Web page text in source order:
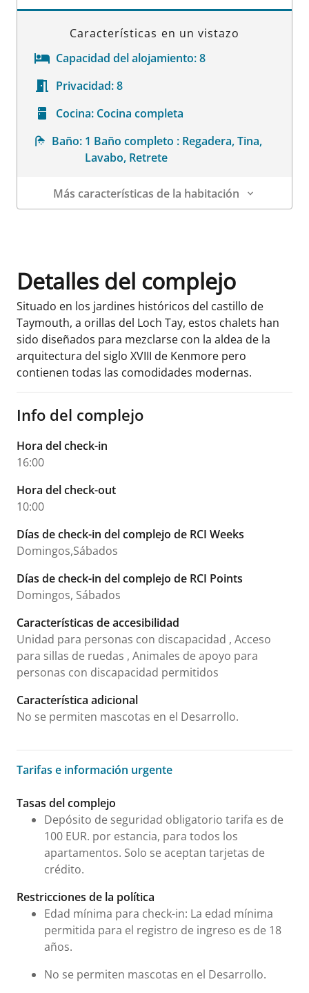
Características en un vistazo
Capacidad del alojamiento:8
Privacidad:8
Cocina: Cocina completa
Baño: 1 Baño completo : Regadera, Tina,
Lavabo, Retrete
Más características de la habitación
Detalles del complejo
Situado en los jardines históricos del castillo de
Taymouth, a orillas del Loch Tay, estos chalets han
sido diseñados para mezclarse con la aldea de la
arquitectura del siglo XVIII de Kenmore pero
contienen todas las comodidades modernas.
Info del complejo
Hora del check-in
16:00
Hora del check-out
10:00
Días de check-in del complejo de RCI Weeks
Domingos,Sábados
Días de check-in del complejo de RCI Points
Domingos, Sábados
Características de accesibilidad
Unidad para personas con discapacidad , Acceso
para sillas de ruedas , Animales de apoyo para
personas con discapacidad permitidos
Característica adicional
No se permiten mascotas en el Desarrollo.
Tarifas e información urgente
Tarifas e información urgente
Tasas del complejo
Depósito de seguridad obligatorio tarifa es de
100 EUR. por estancia, para todos los
apartamentos. Solo se aceptan tarjetas de
crédito.
Restricciones de la política
Edad mínima para check-in: La edad mínima
permitida para el registro de ingreso es de 18
años.
No se permiten mascotas en el Desarrollo.